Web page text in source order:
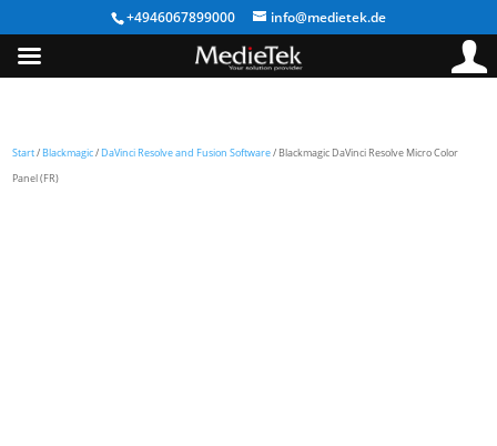
+4946067899000 info@medietek.de
Start/ Blackmagic/ DaVinci Resolve and Fusion Software/ Blackmagic DaVinci Resolve Micro Color
Panel (FR)